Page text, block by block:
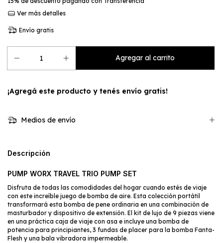
Ver más detalles
Envío gratis
¡Agregá este producto y tenés envío gratis!
Medios de envío
Descripción
PUMP WORX TRAVEL TRIO PUMP SET
Disfruta de todas las comodidades del hogar cuando estés de viaje
con este increíble juego de bomba de aire. Esta colección portátil
transformará esta bomba de pene ordinaria en una combinación de
masturbador y dispositivo de extensión. El kit de lujo de 9 piezas viene
en una práctica caja de viaje con asa e incluye una bomba de
potencia para principiantes, 3 fundas de placer para la bomba Fanta-
Flesh y una bala vibradora impermeable.